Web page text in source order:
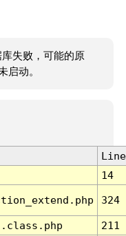
失败，可能的原
启动。
Line
14
324
211